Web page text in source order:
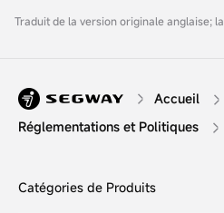
Traduit de la version originale anglaise; la
Accueil
Réglementations et Politiques
Catégories de Produits